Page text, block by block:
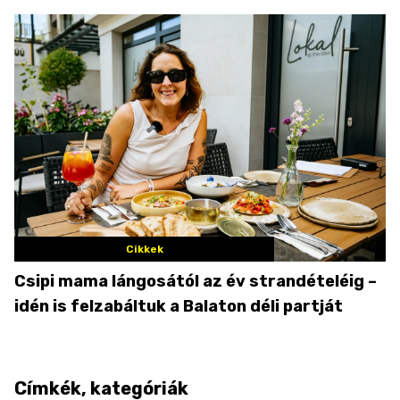
Cikkek
Csipi mama lángosától az év strandételéig –
idén is felzabáltuk a Balaton déli partját
Címkék, kategóriák